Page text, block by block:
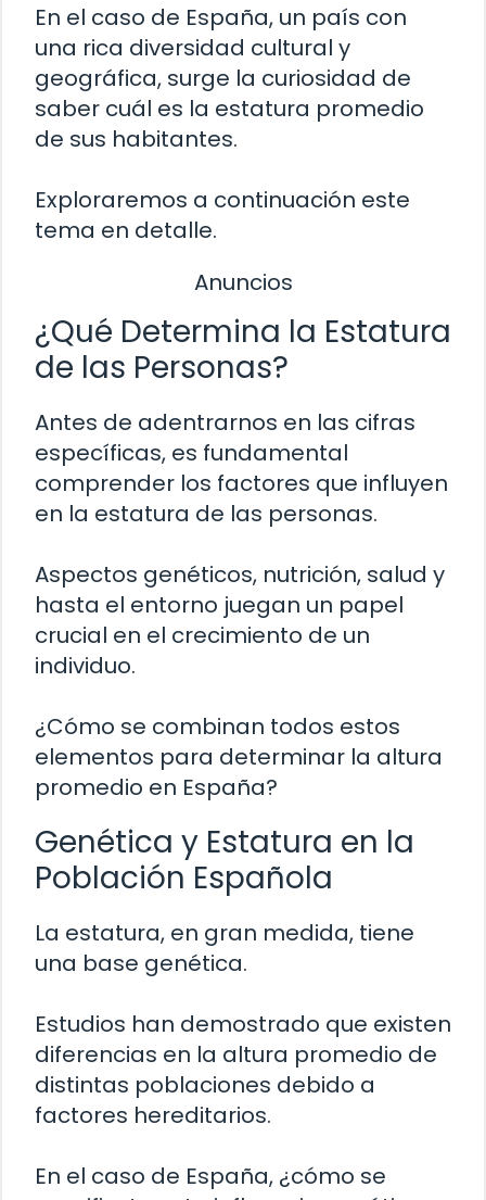
En el caso de España, un país con
una rica diversidad cultural y
geográfica, surge la curiosidad de
saber cuál es la estatura promedio
de sus habitantes.
Exploraremos a continuación este
tema en detalle.
Anuncios
¿Qué Determina la Estatura
de las Personas?
Antes de adentrarnos en las cifras
específicas, es fundamental
comprender los factores que influyen
en la estatura de las personas.
Aspectos genéticos, nutrición, salud y
hasta el entorno juegan un papel
crucial en el crecimiento de un
individuo.
¿Cómo se combinan todos estos
elementos para determinar la altura
promedio en España?
Genética y Estatura en la
Población Española
La estatura, en gran medida, tiene
una base genética.
Estudios han demostrado que existen
diferencias en la altura promedio de
distintas poblaciones debido a
factores hereditarios.
En el caso de España, ¿cómo se